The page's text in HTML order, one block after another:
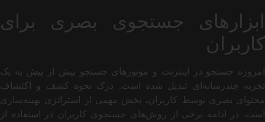
ابزارهای جستجوی بصری برای
کاربران
امروزه جستجو در اینترنت و موتورهای جستجو بیش از پیش به یک
تجربه چندرسانه‌ای تبدیل شده است. درک نحوه کشف و اکتشاف
محتوای بصری توسط کاربران، بخش مهمی از استراتژی بهینه‌سازی
است. در ادامه برخی از روش‌های جستجوی کاربران در استفاده از